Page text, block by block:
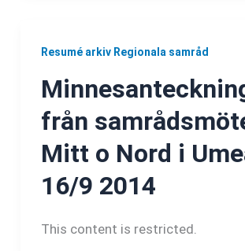
Resumé arkiv Regionala samråd
från
Mitt o Nord i
16/9 2014
This content is restricted.